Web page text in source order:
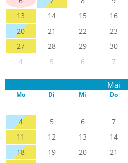
13
14 15 16
20
21 22 23
27
28 29 30
4
5 6 7
Mai
Mo Di Mi Do
4
5 6 7
11
12 13 14
18
19 20 21